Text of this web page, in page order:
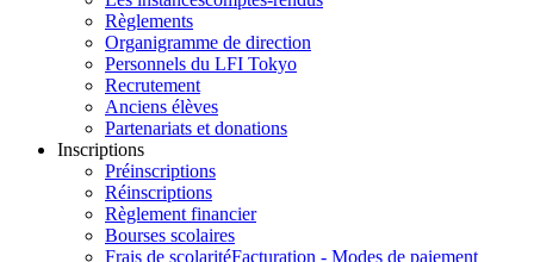
Règlements
Organigramme de direction
Personnels du LFI Tokyo
Recrutement
Anciens élèves
Partenariats et donations
Inscriptions
Préinscriptions
Réinscriptions
Règlement financier
Bourses scolaires
Frais de scolaritéFacturation - Modes de paiement